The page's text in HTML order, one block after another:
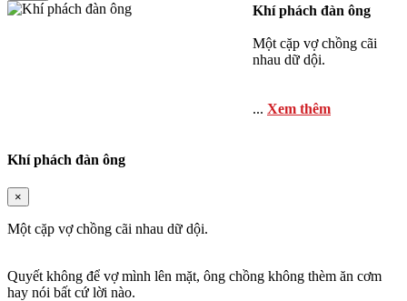
Khí phách đàn ông
Một cặp vợ chồng cãi
nhau dữ dội.
... Xem thêm
Khí phách đàn ông
×
Một cặp vợ chồng cãi nhau dữ dội.
Quyết không để vợ mình lên mặt, ông chồng không thèm ăn cơm
hay nói bất cứ lời nào.